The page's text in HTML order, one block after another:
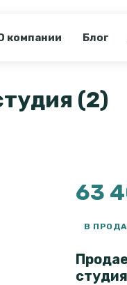
компании Блог
(2)
63
В